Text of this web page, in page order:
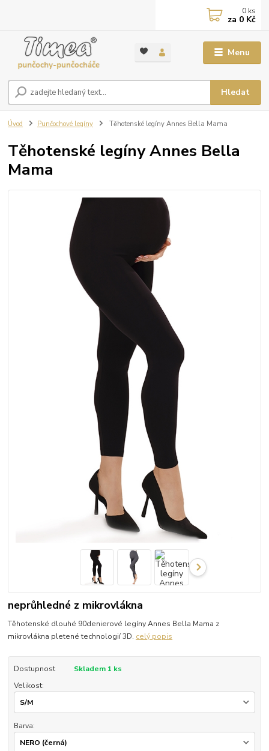
Menu
Hledat
0 ks
za 0 Kč
Úvod Punčochové legíny Těhotenské legíny Annes Bella Mama
Těhotenské legíny Annes Bella
Mama
neprůhledné z mikrovlákna
Těhotenské dlouhé 90denierové legíny Annes Bella Mama z
mikrovlákna pletené technologií 3D. celý popis
Dostupnost
Skladem 1 ks
Velikost:
Barva: